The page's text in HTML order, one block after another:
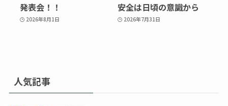
発表会！！
2026年8月1日
安全は日頃の意識から
2026年7月31日
人気記事